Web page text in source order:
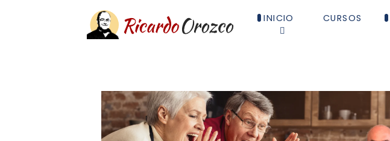
INICIO CURSOS